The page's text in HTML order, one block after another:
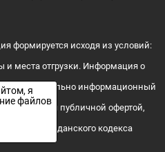
формируется исходя из условий:
и места отгрузки. Информация о
исключительно информационный
не является публичной офертой,
437 Гражданского кодекса
я
файлов